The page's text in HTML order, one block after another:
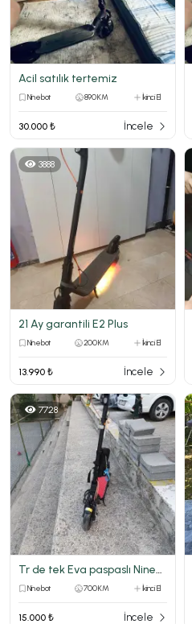
Acil satılık tertemiz
Ninebot 890 KM İkinci El
30.000 ₺ İncele
3888
21 Ay garantili E2 Plus
Ninebot 200 KM İkinci El
13.990 ₺ İncele
7728
Tr de tek Eva paspaslı Ninebot F2
Ninebot 700 KM İkinci El
15.000 ₺ İncele